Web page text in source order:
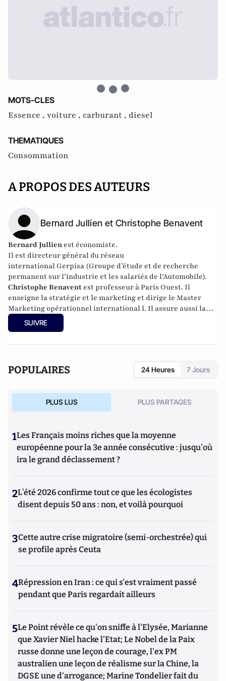
MOTS-CLES
Essence , voiture , carburant , diesel
THEMATIQUES
Consommation
A PROPOS DES AUTEURS
Bernard Jullien et Christophe Benavent
Bernard Jullien est économiste.
Il est directeur général du réseau
international Gerpisa (Groupe d’étude et de recherche
permanent sur l’industrie et les salariés de l’Automobile).
Christophe Benavent est professeur à Paris Ouest. Il
enseigne la stratégie et le marketing et dirige le Master
Marketing opérationnel international l. Il assure aussi la
responsabilité de la rubrique "Digital" de la revue Décision
Marketing.
SUIVRE
POPULAIRES 24 Heures 7 Jours
PLUS LUS PLUS PARTAGES
1Les Français moins riches que la moyenne
européenne pour la 3e année consécutive : jusqu'où
ira le grand déclassement ?
2L’été 2026 confirme tout ce que les écologistes
disent depuis 50 ans : non, et voilà pourquoi
3Cette autre crise migratoire (semi-orchestrée) qui
se profile après Ceuta
4Répression en Iran : ce qui s'est vraiment passé
pendant que Paris regardait ailleurs
5Le Point révèle ce qu'on sniffe à l'Elysée, Marianne
que Xavier Niel hacke l'Etat; Le Nobel de la Paix
russe donne une leçon de courage, l'ex PM
australien une leçon de réalisme sur la Chine, la
DGSE une d'arrogance; Marine Tondelier fait du